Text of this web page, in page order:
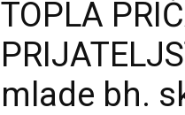
TOPLA
mlade bh.